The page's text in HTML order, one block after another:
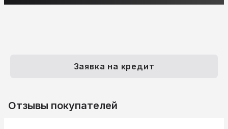
Заявка на кредит
Отзывы покупателей